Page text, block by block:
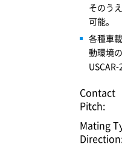
そのう
可能。
各種車
動環境
Contact
Pitch:
Mating